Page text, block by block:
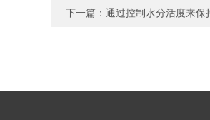
下一篇： 通过控制水分活度来保